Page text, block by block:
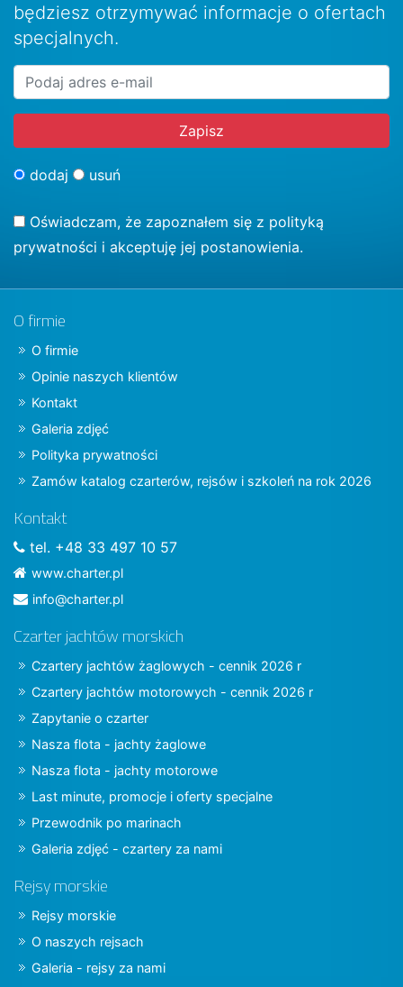
będziesz otrzymywać informacje o ofertach
specjalnych.
dodaj usuń
Oświadczam, że zapoznałem się z polityką
prywatności i akceptuję jej postanowienia.
O firmie
O firmie
Opinie naszych klientów
Kontakt
Galeria zdjęć
Polityka prywatności
Zamów katalog czarterów, rejsów i szkoleń na rok 2026
Kontakt
tel. +48 33 497 10 57
www.charter.pl
info@charter.pl
Czarter jachtów morskich
Czartery jachtów żaglowych - cennik 2026 r
Czartery jachtów motorowych - cennik 2026 r
Zapytanie o czarter
Nasza flota - jachty żaglowe
Nasza flota - jachty motorowe
Last minute, promocje i oferty specjalne
Przewodnik po marinach
Galeria zdjęć - czartery za nami
Rejsy morskie
Rejsy morskie
O naszych rejsach
Galeria - rejsy za nami